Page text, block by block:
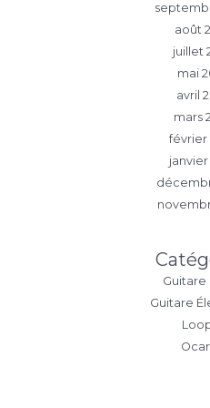
août
juillet
mai
avril
mars
février
janvier
Guitare
Guitare